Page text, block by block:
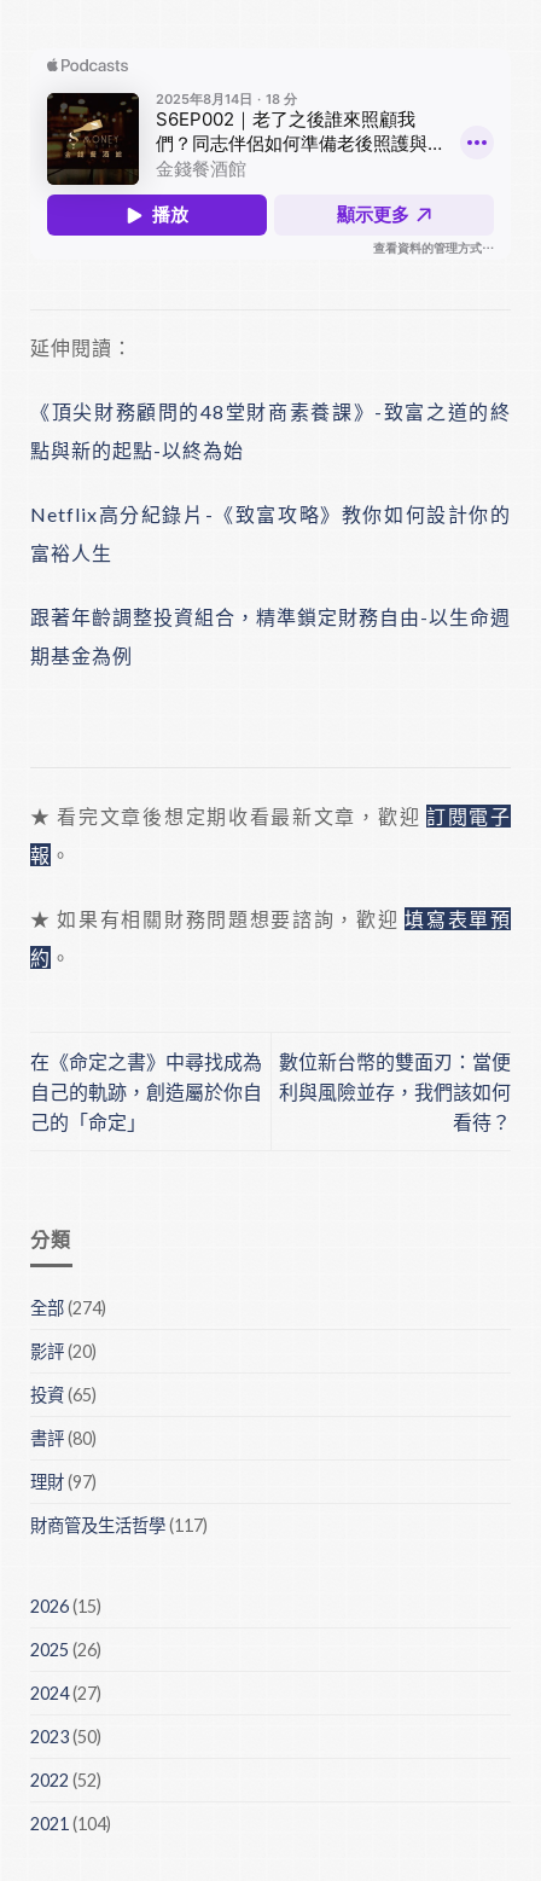
延伸閱讀：
《頂尖財務顧問的48堂財商素養課》-致富之道的終
點與新的起點-以終為始
Netflix高分紀錄片-《致富攻略》教你如何設計你的
富裕人生
跟著年齡調整投資組合，精準鎖定財務自由-以生命週
期基金為例
★ 看完文章後想定期收看最新文章，歡迎 訂閱電子
報 。
★ 如果有相關財務問題想要諮詢，歡迎填寫表單預
約 。
在《命定之書》中尋找成為
自己的軌跡，創造屬於你自
己的「命定」
數位新台幣的雙面刃：當便
利與風險並存，我們該如何
看待？
分類
全部(274)
影評(20)
投資(65)
書評(80)
理財(97)
財商管及生活哲學(117)
2026(15)
2025 (26)
2024(27)
2023(50)
2022 (52)
2021 (104)